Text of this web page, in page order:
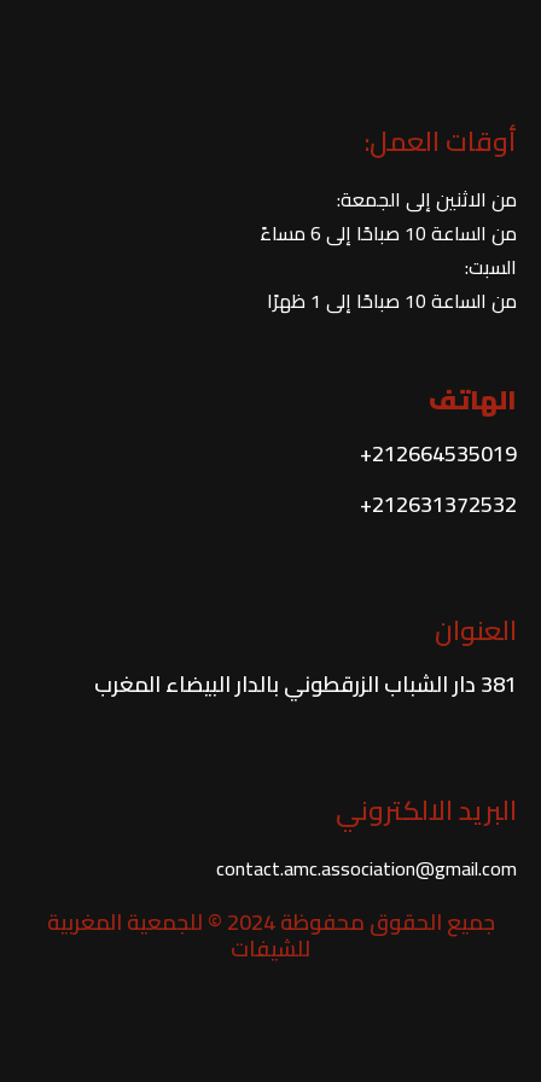
أوقات العمل:
من الاثنين إلى الجمعة:
من الساعة 10 صباحًا إلى 6 مساءً
السبت:
من الساعة 10 صباحًا إلى 1 ظهرًا
الهاتف
212664535019+
212631372532+
العنوان
381 دار الشباب الزرقطوني بالدار البيضاء المغرب
البريد الالكتروني
contact.amc.association@gmail.com
جميع الحقوق محفوظة 2024 © للجمعية المغربية
للشيفات